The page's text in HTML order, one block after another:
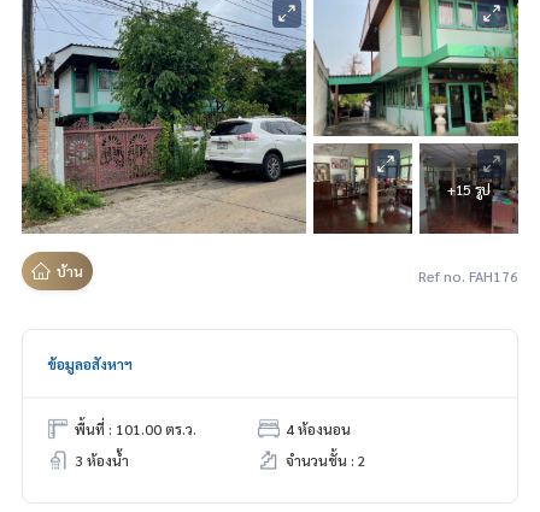
+15 รูป
บ้าน Ref no. FAH176
ข้อมูลอสังหาฯ
พื้นที่ : 101.00 ตร.ว.
4 ห้องนอน
3 ห้องน้ำ
จำนวนชั้น : 2